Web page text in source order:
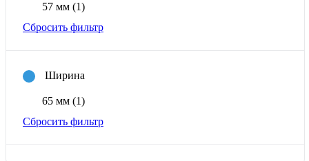
57 мм (1)
Сбросить фильтр
Ширина
65 мм (1)
Сбросить фильтр